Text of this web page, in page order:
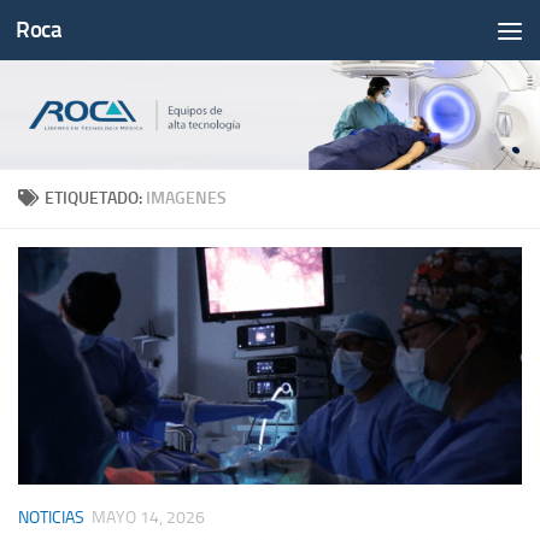
Saltar al contenido
Roca
ETIQUETADO: IMAGENES
NOTICIAS MAYO 14, 2026